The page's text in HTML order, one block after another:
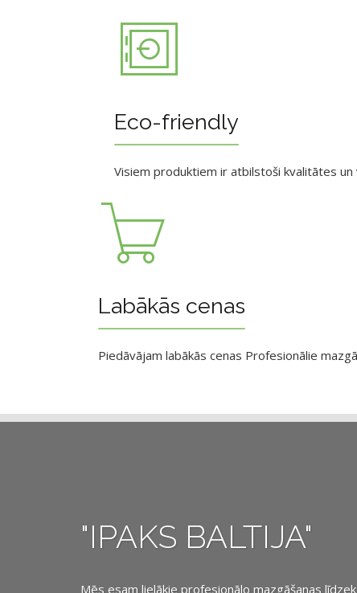
Eco-friendly
Visiem produktiem ir atbilstoši kvalitātes
Labākās cenas
Piedāvājam labākās cenas Profesionālie
"IPAKS BALTIJA"
Mēs esam lielākie profesionālo mazgāšanas